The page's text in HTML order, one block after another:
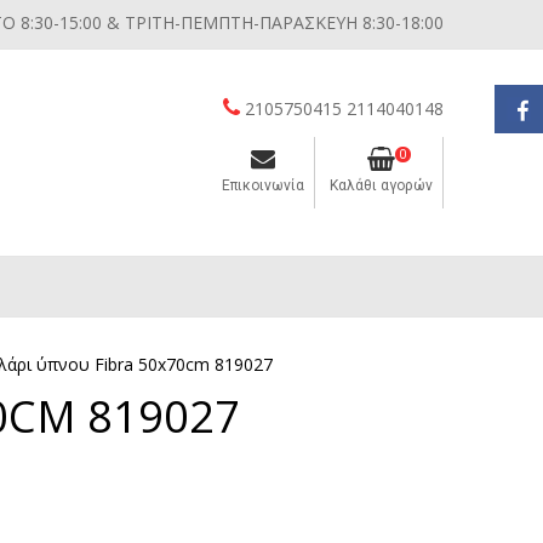
8:30-15:00 & ΤΡΙΤΗ-ΠΕΜΠΤΗ-ΠΑΡΑΣΚΕΥΗ 8:30-18:00
2105750415 2114040148
Επικοινωνία
0
Καλάθι αγορών
ύπνου Fibra 50x70cm 819027
819027